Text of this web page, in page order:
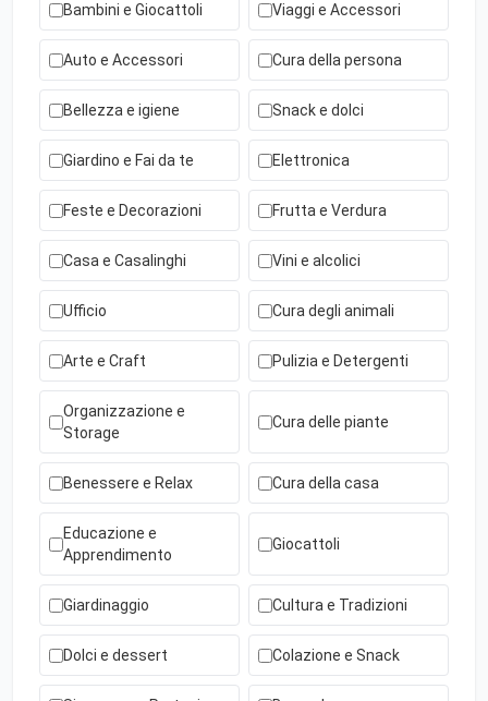
Bambini e Giocattoli Viaggi e Accessori
Auto e Accessori Cura della persona
Bellezza e igiene Snack e dolci
Giardino e Fai da te Elettronica
Feste e Decorazioni Frutta e Verdura
Casa e Casalinghi Vini e alcolici
Ufficio Cura degli animali
Arte e Craft Pulizia e Detergenti
Organizzazione e
Storage
Cura delle piante
Benessere e Relax Cura della casa
Educazione e
Apprendimento
Giocattoli
Giardinaggio Cultura e Tradizioni
Dolci e dessert Colazione e Snack